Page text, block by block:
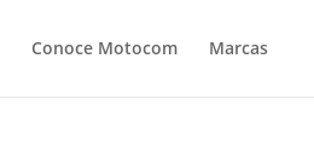
Conoce Motocom Marcas